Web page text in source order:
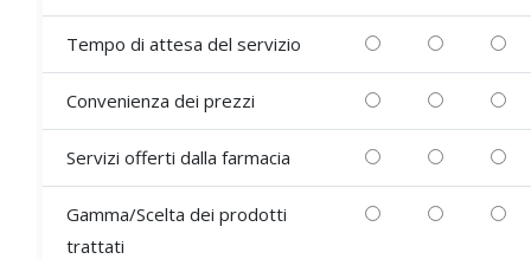
Tempo di attesa del servizio
Convenienza dei prezzi
Servizi offerti dalla farmacia
Gamma/Scelta dei prodotti
trattati